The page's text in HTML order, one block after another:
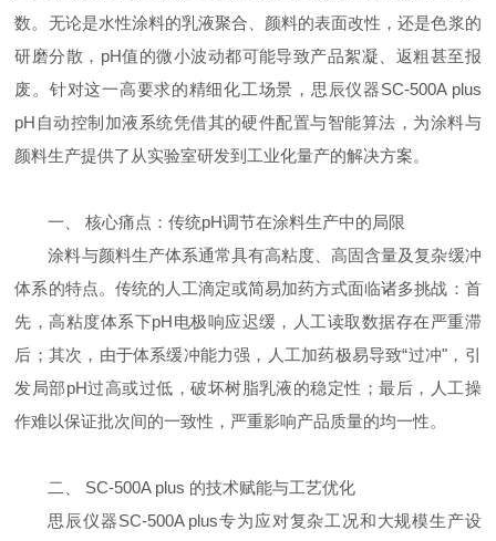
数。无论是水性涂料的乳液聚合、颜料的表面改性，还是色浆的
研磨分散， pH值的微小波动都可能导致产品絮凝、返粗甚至报
废。针对这一高要求的精细化工场景，思辰仪器SC-500A plus
pH 自动控制加液系统凭借其的硬件配置与智能算法，为涂料与
颜料生产提供了从实验室研发到工业化量产的解决方案。
一、 核心痛点：传统pH调节在涂料生产中的局限
涂料与颜料生产体系通常具有高粘度、高固含量及复杂缓冲
体系的特点。传统的人工滴定或简易加药方式面临诸多挑战：首
先，高粘度体系下pH电极响应迟缓，人工读取数据存在严重滞
后；其次，由于体系缓冲能力强，人工加药极易导致“过冲"，引
发局部pH过高或过低，破坏树脂乳液的稳定性；最后，人工操
作难以保证批次间的一致性，严重影响产品质量的均一性。
二、 SC-500A plus 的技术赋能与工艺优化
思辰仪器SC-500A plus专为应对复杂工况和大规模生产设